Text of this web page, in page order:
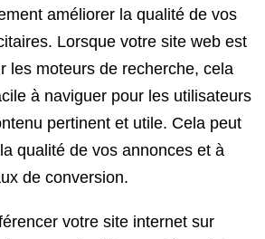
améliorer la qualité de vos
Lorsque votre site web est
les moteurs de recherche, cela
à naviguer pour les utilisateurs
pertinent et utile. Cela peut
qualité de vos annonces et à
de conversion.
votre site internet sur